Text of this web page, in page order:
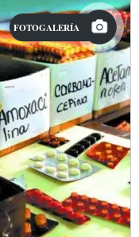
FOTOGALERÍA